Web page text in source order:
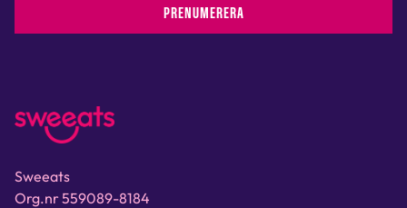
PRENUMERERA
Sweeats
Org.nr 559089-8184